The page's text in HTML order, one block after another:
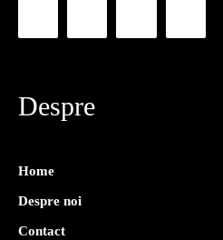
Despre
Home
Despre noi
Contact